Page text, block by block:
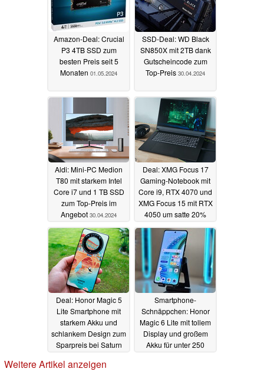
Amazon-Deal: Crucial
P3 4TB SSD zum
besten Preis seit 5
Monaten 01.05.2024
SSD-Deal: WD Black
SN850X mit 2TB dank
Gutscheincode zum
Top-Preis 30.04.2024
Aldi: Mini-PC Medion
T80 mit starkem Intel
Core i7 und 1 TB SSD
zum Top-Preis im
Angebot 30.04.2024
Deal: XMG Focus 17
Gaming-Notebook mit
Core i9, RTX 4070 und
XMG Focus 15 mit RTX
4050 um satte 20%
rabattiert29.04.2024
Deal: Honor Magic 5
Lite Smartphone mit
starkem Akku und
schlankem Design zum
Sparpreis bei Saturn
26.04.2024
Smartphone-
Schnäppchen: Honor
Magic 6 Lite mit tollem
Display und großem
Akku für unter 250
Weitere Artikel anzeigen